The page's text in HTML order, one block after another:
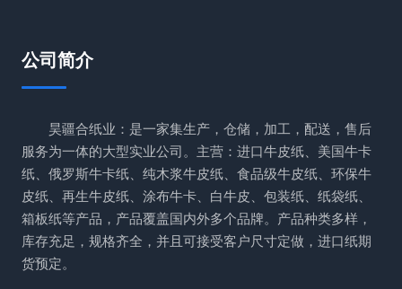
公司简介
昊疆合纸业：是一家集生产，仓储，加工，配送，售后
服务为一体的大型实业公司。主营：进口牛皮纸、美国牛卡
纸、俄罗斯牛卡纸、纯木浆牛皮纸、食品级牛皮纸、环保牛
皮纸、再生牛皮纸、涂布牛卡、白牛皮、包装纸、纸袋纸、
箱板纸等产品，产品覆盖国内外多个品牌。产品种类多样，
库存充足，规格齐全，并且可接受客户尺寸定做，进口纸期
货预定。